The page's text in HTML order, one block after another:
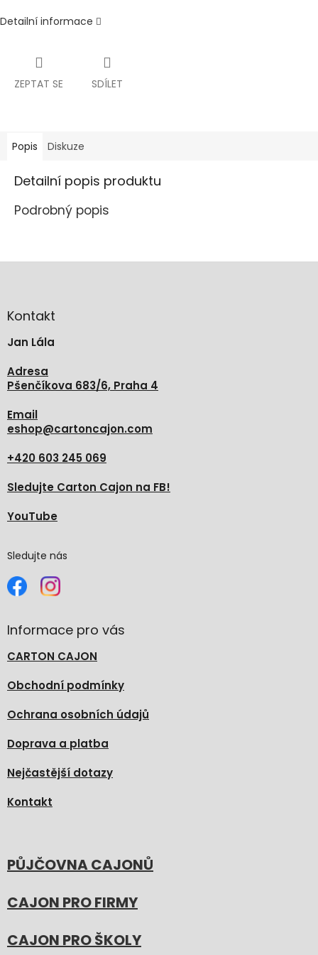
Detailní informace
ZEPTAT SE SDÍLET
Popis Diskuze
Detailní popis produktu
Podrobný popis
aKontakt
Jan Lála
Adresa
Pšenčíkova 683/6, Praha 4
Email
eshop@cartoncajon.com
+420 603 245 069
Sledujte Carton Cajon na FB!
YouTube
Sledujte nás
Informace pro vás
CARTON CAJON
Obchodní podmínky
Ochrana osobních údajů
Doprava a platba
Nejčastější dotazy
Kontakt
PŮJČOVNA CAJONŮ
CAJON PRO FIRMY
CAJON PRO ŠKOLY